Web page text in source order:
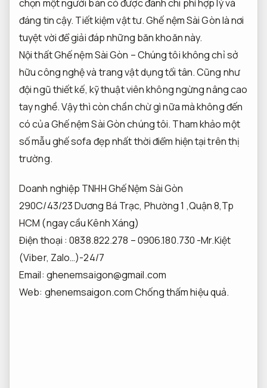
chọn một người bán có được đánh chi phí hợp lý và
đáng tin cậy. Tiết kiệm vật tư.Ghế nệm Sài Gòn là nơi
tuyệt vời để giải đáp những băn khoăn này.
Nội thất Ghế nệm Sài Gòn – Chúng tôi không chỉ sở
hữu công nghệ và trang vật dụng tối tân. Cũng như
đội ngũ thiết kế, kỹ thuật viên không ngừng nâng cao
tay nghề. Vậy thì còn chần chừ gì nữa mà không đến
có của Ghế nệm Sài Gòn chúng tôi. Tham khảo một
số mẫu ghế sofa đẹp nhất thời điểm hiện tại trên thị
trường.
Doanh nghiệp TNHH Ghế Nệm Sài Gòn
290C/43/23 Dương Bá Trạc, Phường 1 ,Quận 8,Tp
HCM (ngay cầu Kênh Xáng)
Điện thoại : 0838.822.278 – 0906.180.730 -Mr.Kiệt
(Viber, Zalo…)-24/7
Email: ghenemsaigon@gmail.com
Web: ghenemsaigon.comChống thấm hiệu quả.